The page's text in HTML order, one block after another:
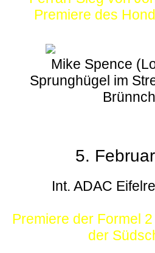
Premiere des
Mike Spence
Sprunghügel im
5.
Int. ADAC
Premiere der Formel
der